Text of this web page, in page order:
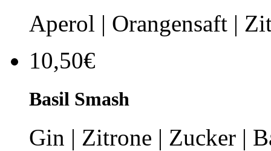
Aperol | Orangensaft |
10,50€
Basil Smash
Gin | Zitrone | Zucker |